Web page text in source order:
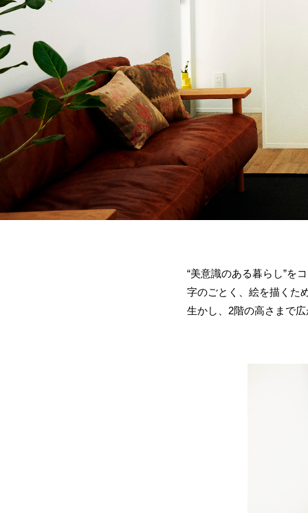
“美意識のある暮らし”を
字のごとく、絵を描くた
生かし、2階の高さまで